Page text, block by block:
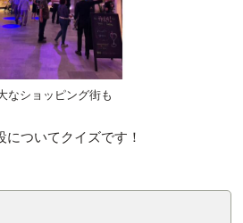
なショッピング街も
ついてクイズです！